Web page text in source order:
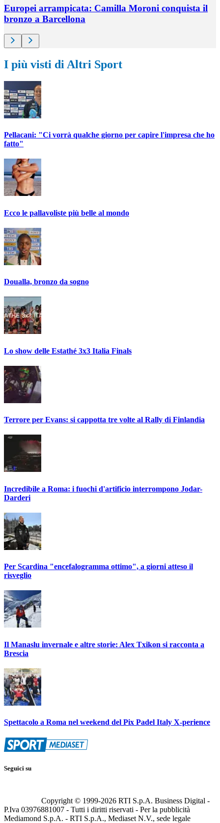
Europei arrampicata: Camilla Moroni conquista il
bronzo a Barcellona
I più visti di Altri Sport
Pellacani: "Ci vorrà qualche giorno per capire l'impresa che ho
fatto"
Ecco le pallavoliste più belle al mondo
Doualla, bronzo da sogno
Lo show delle Estathé 3x3 Italia Finals
Terrore per Evans: si cappotta tre volte al Rally di Finlandia
Incredibile a Roma: i fuochi d'artificio interrompono Jodar-
Darderi
Per Scardina "encefalogramma ottimo", a giorni atteso il
risveglio
Il Manaslu invernale e altre storie: Alex Txikon si racconta a
Brescia
Spettacolo a Roma nel weekend del Pix Padel Italy X-perience
Seguici su
Copyright © 1999-2026 RTI S.p.A. Business Digital -
P.Iva 03976881007 - Tutti i diritti riservati - Per la pubblicità
Mediamond S.p.A. - RTI S.p.A., Mediaset N.V., sede legale